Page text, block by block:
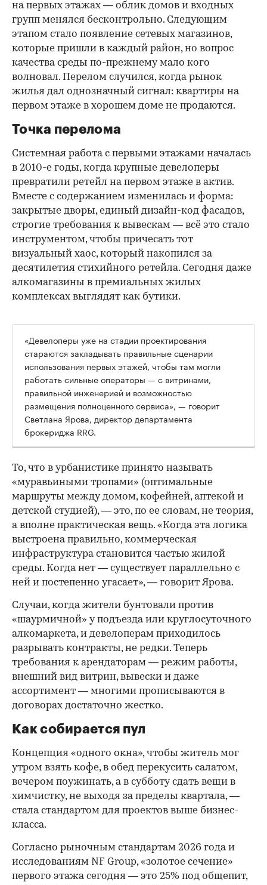
на первых этажах — облик домов и входных
групп менялся бесконтрольно. Следующим
этапом стало появление сетевых магазинов,
которые пришли в каждый район, но вопрос
качества среды по-прежнему мало кого
волновал. Перелом случился, когда рынок
жилья дал однозначный сигнал: квартиры на
первом этаже в хорошем доме не продаются.
Точка перелома
Системная работа с первыми этажами началась
в 2010-е годы, когда крупные девелоперы
превратили ретейл на первом этаже в актив.
Вместе с содержанием изменилась и форма:
закрытые дворы, единый дизайн-код фасадов,
строгие требования к вывескам — всё это стало
инструментом, чтобы причесать тот
визуальный хаос, который накопился за
десятилетия стихийного ретейла. Сегодня даже
алкомагазины в премиальных жилых
комплексах выглядят как бутики.
00:00
«Девелоперы уже на стадии проектирования
стараются закладывать правильные сценарии
использования первых этажей, чтобы там могли
работать сильные операторы — с витринами,
правильной инженерией и возможностью
размещения полноценного сервиса», — говорит
Светлана Ярова, директор департамента
брокериджа RRG.
То, что в урбанистике принято называть
«муравьиными тропами» (оптимальные
маршруты между домом, кофейней, аптекой и
детской студией), — это, по ее словам, не теория,
а вполне практическая вещь. «Когда эта логика
выстроена правильно, коммерческая
инфраструктура становится частью жилой
среды. Когда нет — существует параллельно с
ней и постепенно угасает», — говорит Ярова.
Случаи, когда жители бунтовали против
«шаурмичной» у подъезда или круглосуточного
алкомаркета, и девелоперам приходилось
разрывать контракты, не редки. Теперь
требования к арендаторам — режим работы,
внешний вид витрин, вывески и даже
ассортимент — многими прописываются в
договорах достаточно жестко.
Как собирается пул
Концепция «одного окна», чтобы житель мог
утром взять кофе, в обед перекусить салатом,
вечером поужинать, а в субботу сдать вещи в
химчистку, не выходя за пределы квартала, —
стала стандартом для проектов выше бизнес-
класса.
Согласно рыночным стандартам 2026 года и
исследованиям NF Group, «золотое сечение»
первого этажа сегодня — это 25% под общепит,